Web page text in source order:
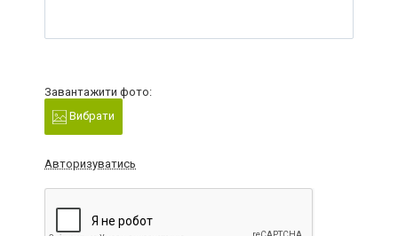
Завантажити фото:
Вибрати
Авторизуватись